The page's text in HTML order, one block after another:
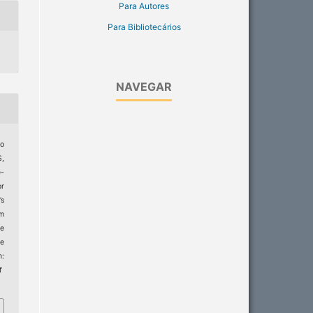
Para Autores
Para Bibliotecários
NAVEGAR